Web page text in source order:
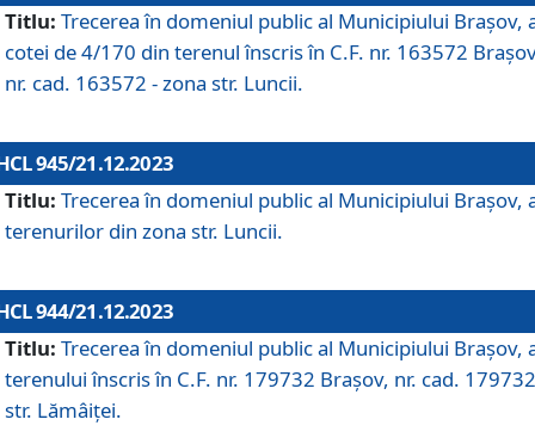
Titlu: Trecerea în domeniul public al Municipiului Braşov,
cotei de 4/170 din terenul înscris în C.F. nr. 163572
nr. cad. 163572 - zona str. Luncii.
945/21.12.2023
Titlu: Trecerea în domeniul public al Municipiului Braşov,
terenurilor din zona str. Luncii.
944/21.12.2023
Titlu: Trecerea în domeniul public al Municipiului Braşov,
terenului înscris în C.F. nr. 179732 Brașov, nr. cad.
str. Lămâiței.